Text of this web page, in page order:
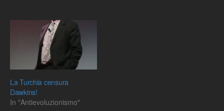
La Turchia censura
Dawkins!
In "Antievoluzionismo"